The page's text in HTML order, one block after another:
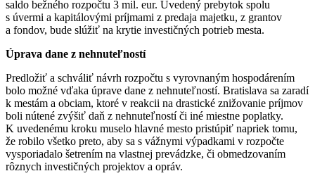
saldo bežného rozpočtu 3 mil. eur. Uvedený prebytok spolu
s úvermi a kapitálovými príjmami z predaja majetku, z grantov
a fondov, bude slúžiť na krytie investičných potrieb mesta.
Úprava dane z nehnuteľností
Predložiť a schváliť návrh rozpočtu s vyrovnaným hospodárením
bolo možné vďaka úprave dane z nehnuteľností. Bratislava sa zaradí
k mestám a obciam, ktoré v reakcii na drastické znižovanie príjmov
boli nútené zvýšiť daň z nehnuteľností či iné miestne poplatky.
K uvedenému kroku muselo hlavné mesto pristúpiť napriek tomu,
že robilo všetko preto, aby sa s vážnymi výpadkami v rozpočte
vysporiadalo šetrením na vlastnej prevádzke, či obmedzovaním
rôznych investičných projektov a opráv.